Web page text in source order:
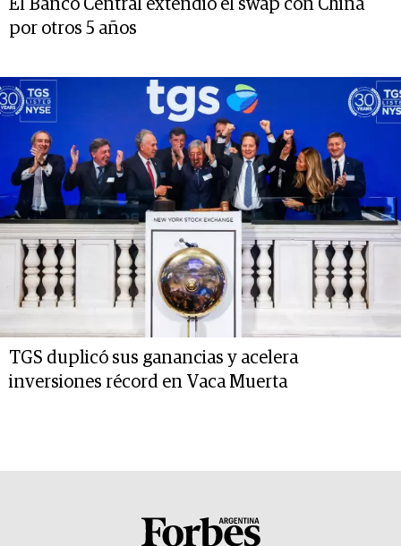
El Banco Central extendió el swap con China
por otros 5 años
TGS duplicó sus ganancias y acelera
inversiones récord en Vaca Muerta